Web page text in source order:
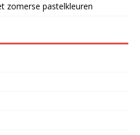
zomerse pastelkleuren